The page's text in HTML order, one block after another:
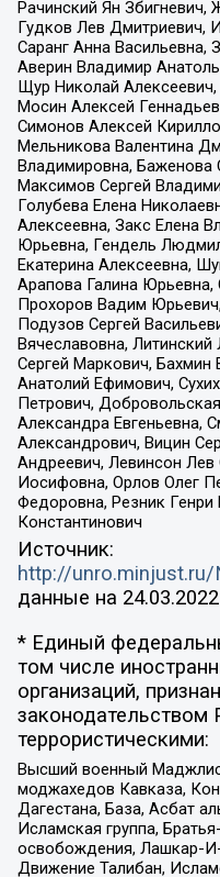
Рачинский Ян Збигневич,
Гудков Лев Дмитриевич,
Саранг Анна Васильевна,
Аверин Владимир
Щур Николай
Мосин Алексей
Симонов Алексей
Мельникова Валентина
Владимировна, Баженова
Максимов Сергей
Голубева Елена
Алексеевна, Закс Елена
Юрьевна, Гендель
Екатерина Алексеевна,
Арапова Галина Юрьевна,
Прохоров Вадим
Подузов Сергей
Вячеславовна,
Сергей Маркович,
Анатолий Ефимович,
Петрович,
Александра Евгеньевна,
Александрович, Вицин
Андреевич, Левинсон
Иосифовна, Орлов Олег
Федоровна, Резник
Константинович
Источник:
http://unro.minjust.ru/
данные на 24.03.2022
* Единый
том числе
организаций,
законодательством
террористическими:
Высший военный
моджахедов Кавказа,
Дагестана, База, Асбат
Исламская группа,
освобождения, Лашкар-
Движение Талибан,